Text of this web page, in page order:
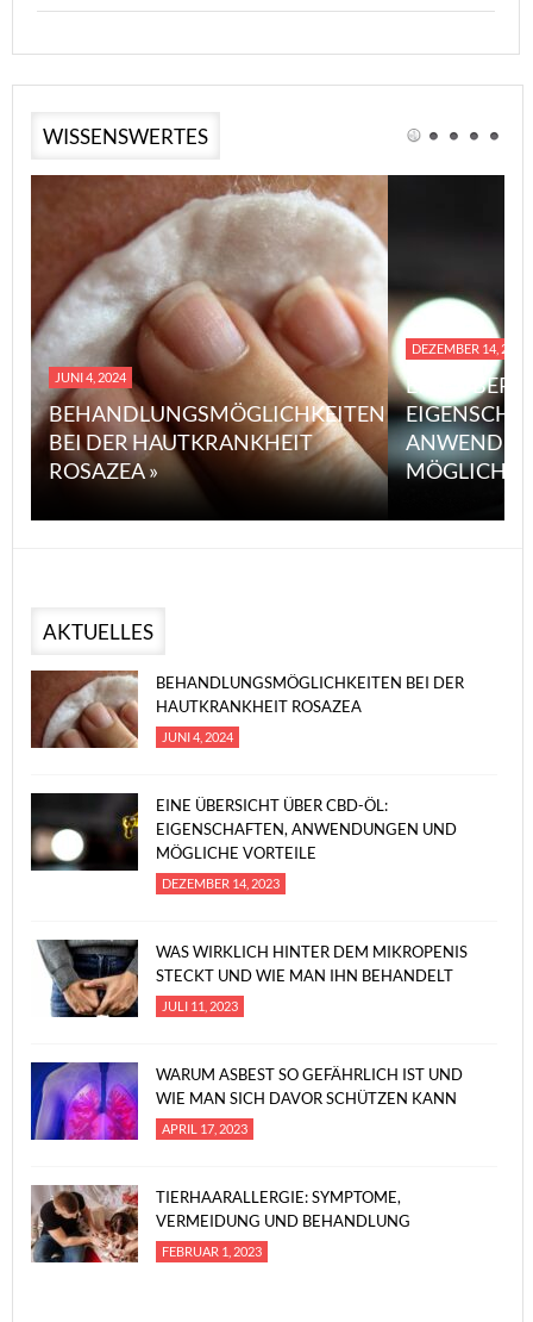
WISSENSWERTES
JUNI 4, 2024
BEHANDLUNGSMÖGLICHKEITEN
BEI DER HAUTKRANKHEIT
ROSAZEA »
DEZEMBER 14, 2023
EINE
MÖGLICHE
AKTUELLES
BEHANDLUNGSMÖGLICHKEITEN BEI DER
HAUTKRANKHEIT ROSAZEA
JUNI 4, 2024
EINE ÜBERSICHT ÜBER CBD-ÖL:
EIGENSCHAFTEN, ANWENDUNGEN UND
MÖGLICHE VORTEILE
DEZEMBER 14, 2023
WAS WIRKLICH HINTER DEM MIKROPENIS
STECKT UND WIE MAN IHN BEHANDELT
JULI 11, 2023
WARUM ASBEST SO GEFÄHRLICH IST UND
WIE MAN SICH DAVOR SCHÜTZEN KANN
APRIL 17, 2023
TIERHAARALLERGIE: SYMPTOME,
VERMEIDUNG UND BEHANDLUNG
FEBRUAR 1, 2023